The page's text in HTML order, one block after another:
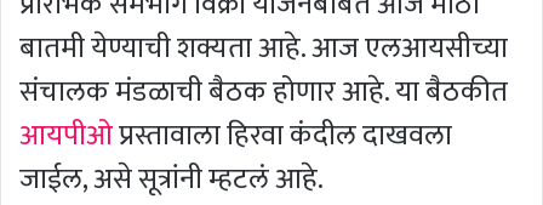
बातमी येण्याची शक्यता आहे. आज एलआयसीच्या
संचालक मंडळाची बैठक होणार आहे. या बैठकीत
आयपीओप्रस्तावाला हिरवा कंदील दाखवला
जाईल, असे सूत्रांनी म्हटलं आहे.